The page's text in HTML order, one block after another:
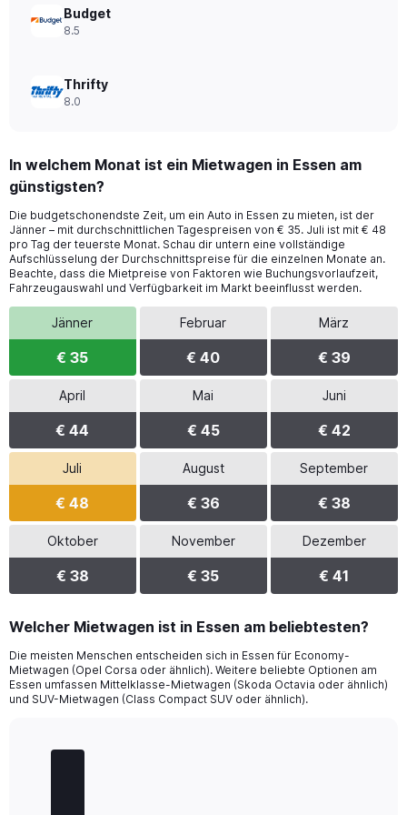
Budget
8.5
Thrifty
8.0
In welchem Monat ist ein Mietwagen in Essen am
günstigsten?
Die budgetschonendste Zeit, um ein Auto in Essen zu mieten, ist der
Jänner – mit durchschnittlichen Tagespreisen von € 35. Juli ist mit € 48
pro Tag der teuerste Monat. Schau dir untern eine vollständige
Aufschlüsselung der Durchschnittspreise für die einzelnen Monate an.
Beachte, dass die Mietpreise von Faktoren wie Buchungsvorlaufzeit,
Fahrzeugauswahl und Verfügbarkeit im Markt beeinflusst werden.
Jänner
€ 35
Februar
€ 40
März
€ 39
April
€ 44
Mai
€ 45
Juni
€ 42
Juli
€ 48
August
€ 36
September
€ 38
Oktober
€ 38
November
€ 35
Dezember
€ 41
Welcher Mietwagen ist in Essen am beliebtesten?
Die meisten Menschen entscheiden sich in Essen für Economy-
Mietwagen (Opel Corsa oder ähnlich). Weitere beliebte Optionen am
Essen umfassen Mittelklasse-Mietwagen (Skoda Octavia oder ähnlich)
und SUV-Mietwagen (Class Compact SUV oder ähnlich).